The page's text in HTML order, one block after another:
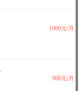
1000元/月
900元/月